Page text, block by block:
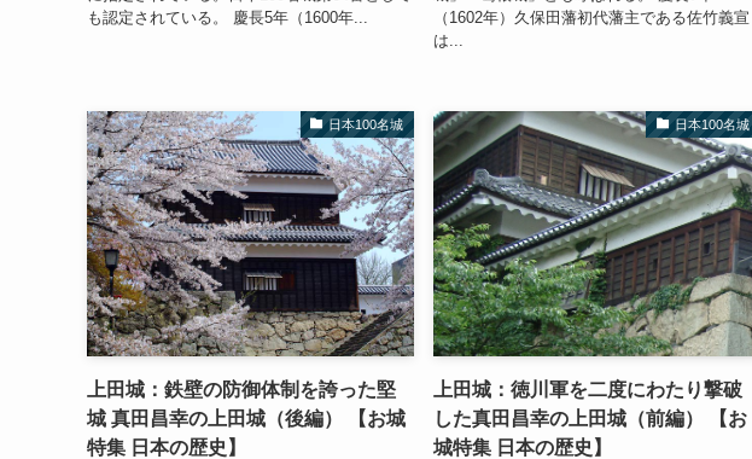
も認定されている。 慶長5年（1600年...
（1602年）久保田藩初代藩主である佐竹義宣
は...
日本100名城
上田城：鉄壁の防御体制を誇った堅
城 真田昌幸の上田城（後編） 【お城
特集 日本の歴史】
日本100名城
上田城：徳川軍を二度にわたり撃破
した真田昌幸の上田城（前編） 【お
城特集 日本の歴史】